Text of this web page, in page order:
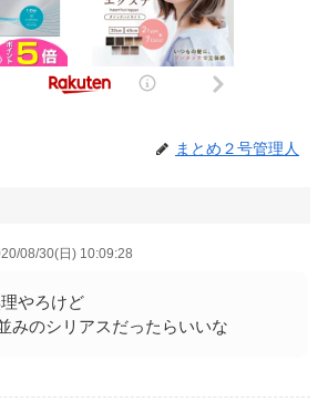
まとめ２号管理人
08/30(日) 10:09:28
やろけど
みのシリアスだったらいいな